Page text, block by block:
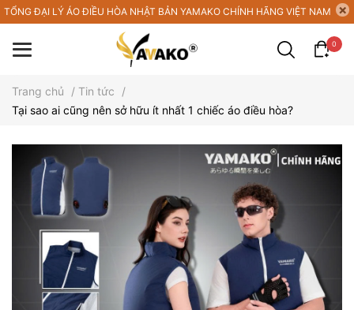
TỔNG ĐẠI LÝ ÁO ĐIỀU HÒA NHẬT BẢN YAMAKO CHÍNH HÃNG VIỆT NAM
0
Trang chủ / Tin tức
/
Tại sao ai cũng nên sở hữu ít nhất 1 chiếc áo điều hòa?